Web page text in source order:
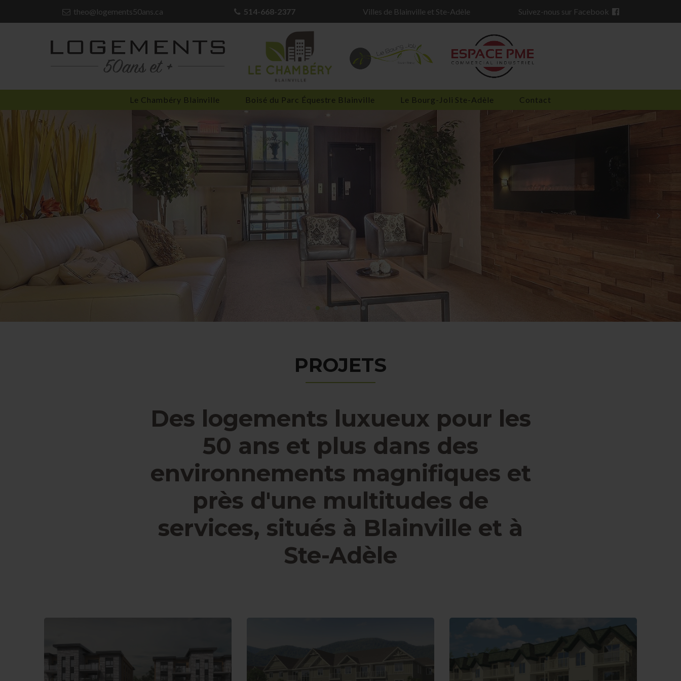
theo@logements50ans.ca  514-668-2377 Villes de Blainville et Ste-Adèle Suivez-nous sur Facebook 
Le Chambéry Blainville Boisé du Parc Équestre Blainville Le Bourg-Joli Ste-Adèle Contact
PROJETS
Des logements luxueux pour les
50 ans et plus dans des
environnements magnifiques et
près d'une multitudes de
services, situés à Blainville et à
Ste-Adèle